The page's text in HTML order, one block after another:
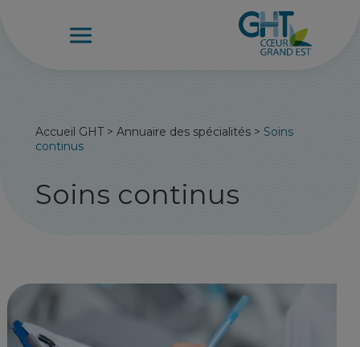
Accueil GHT>Annuaire des spécialités >Soins
continus
Soins continus